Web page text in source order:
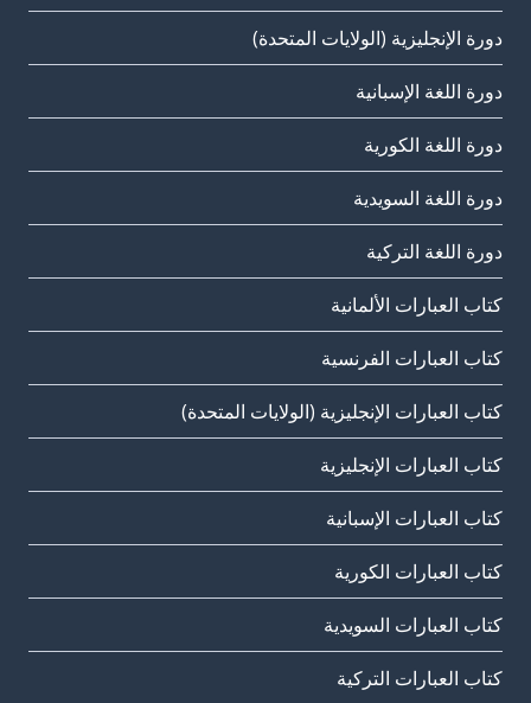
دورة الإنجليزية (الولايات المتحدة)
دورة اللغة الإسبانية
دورة اللغة الكورية
دورة اللغة السويدية
دورة اللغة التركية
كتاب العبارات الألمانية
كتاب العبارات الفرنسية
كتاب العبارات الإنجليزية (الولايات المتحدة)
كتاب العبارات الإنجليزية
كتاب العبارات الإسبانية
كتاب العبارات الكورية
كتاب العبارات السويدية
كتاب العبارات التركية